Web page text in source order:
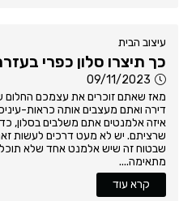
עיצוב הבית
כך תיצרו סלון כפרי
09/11/2023
מאז שאתם זוכרים את עצמכם החלום
דירה ואתם מעצבים אותה כראות-
איזה אלמנטים אתם משלבים בסלון,
שרציתם. יש לא מעט דרכים לעשות
שבטוח זה שיש אלמנט אחד שלא תוכלו
מתאימה....
קרא עוד